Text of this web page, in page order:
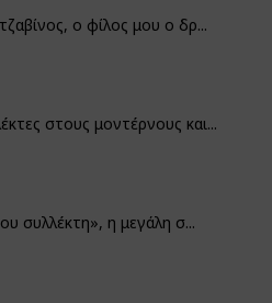
ο φίλος μου ο δρ...
στους μοντέρνους και...
συλλέκτη», η μεγάλη σ...